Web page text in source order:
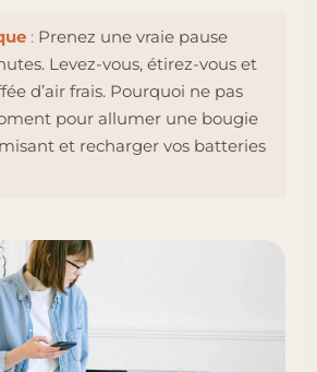
: Prenez une vraie pause
Levez-vous, étirez-vous et
d’air frais. Pourquoi ne pas
pour allumer une bougie
et recharger vos batteries